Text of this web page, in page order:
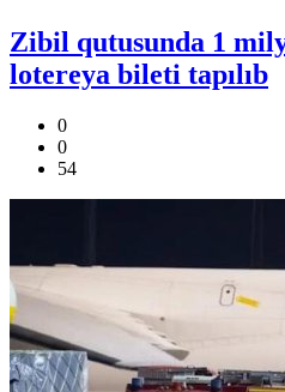
Zibil qutusunda 1
lotereya bileti tapılıb
0
0
54